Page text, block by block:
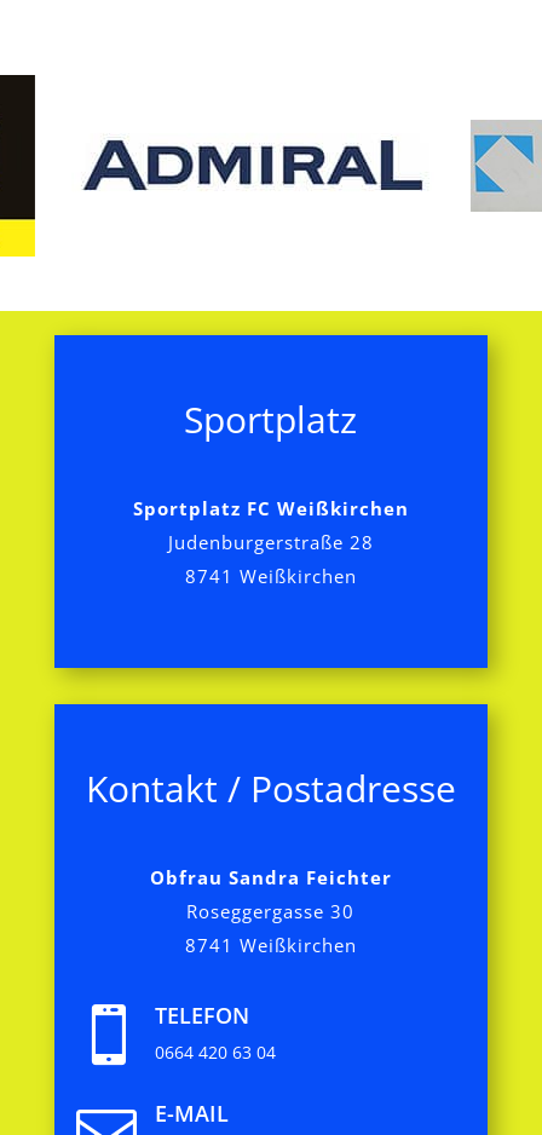
Sportplatz
Sportplatz FC Weißkirchen
Judenburgerstraße 28
8741 Weißkirchen
Kontakt / Postadresse
Obfrau Sandra Feichter
Roseggergasse 30
8741 Weißkirchen
 TELEFON
0664 420 63 04
E-MAIL